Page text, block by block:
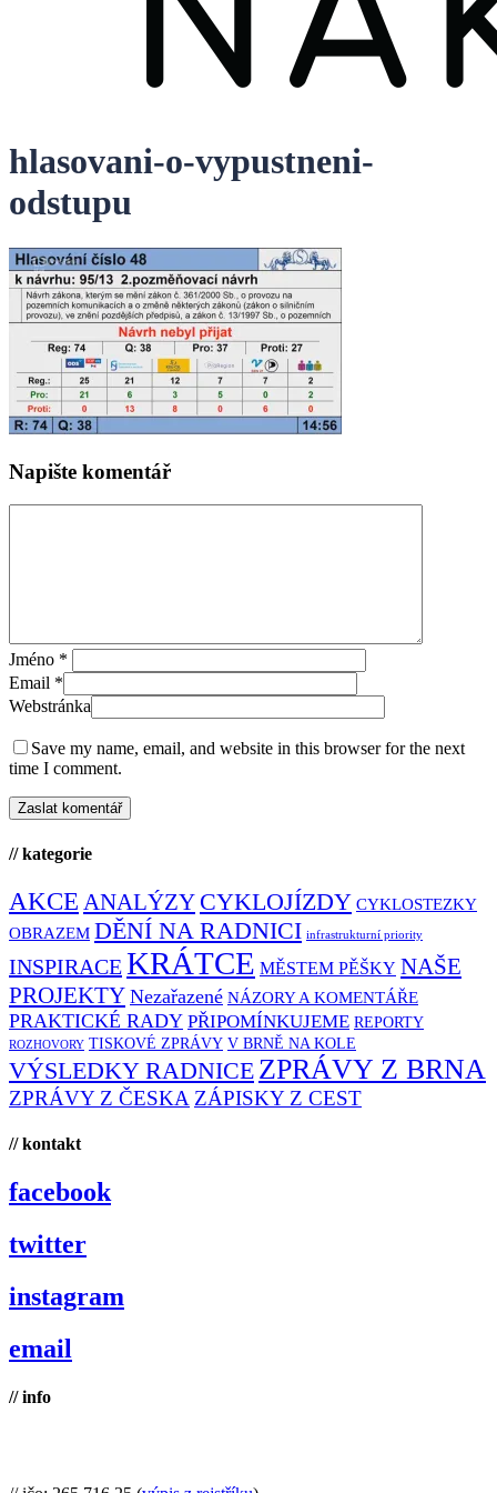
hlasovani-o-vypustneni-
odstupu
Napište komentář
Jméno *
Email *
Webstránka
Save my name, email, and website in this browser for the next
time I comment.
// kategorie
AKCE ANALÝZY CYKLOJÍZDY CYKLOSTEZKY
OBRAZEM DĚNÍ NA RADNICI infrastrukturní priority
INSPIRACEKRÁTCE MĚSTEM PĚŠKY NAŠE
PROJEKTY Nezařazené NÁZORY A KOMENTÁŘE
PRAKTICKÉ RADY PŘIPOMÍNKUJEME REPORTY
ROZHOVORY TISKOVÉ ZPRÁVY V BRNĚ NA KOLE
VÝSLEDKY RADNICE ZPRÁVY Z BRNA
ZPRÁVY Z ČESKA ZÁPISKY Z CEST
// kontakt
facebook
twitter
instagram
email
// info